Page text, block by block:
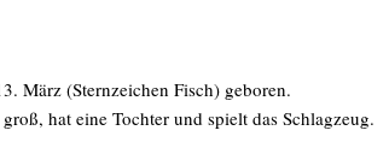
März (Sternzeichen Fisch) geboren.
hat eine Tochter und spielt das Schlagzeug.